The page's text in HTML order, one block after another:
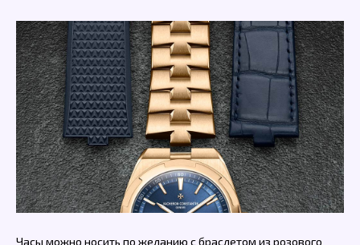
Часы можно носить по желанию с браслетом из розового